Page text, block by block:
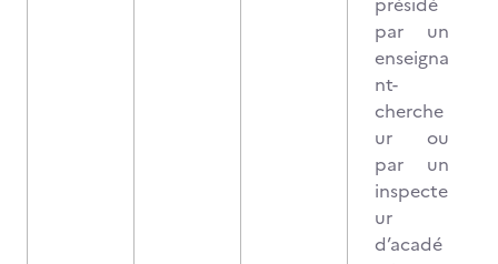
par un
enseigna
nt-
cherche
ur ou
par un
inspecte
ur
d’acadé